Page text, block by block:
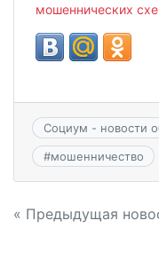
мошеннических
Социум - новости
#мошенничество
« Предыдущая